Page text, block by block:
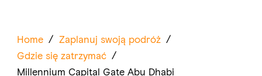
Home / Zaplanuj swoją podróż /
Gdzie się zatrzymać /
Millennium Capital Gate Abu Dhabi